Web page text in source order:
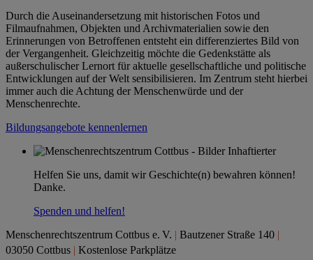
Durch die Auseinandersetzung mit historischen Fotos und
Filmaufnahmen, Objekten und Archivmaterialien sowie den
Erinnerungen von Betroffenen entsteht ein differenziertes Bild von
der Vergangenheit. Gleichzeitig möchte die Gedenkstätte als
außerschulischer Lernort für aktuelle gesellschaftliche und politische
Entwicklungen auf der Welt sensibilisieren. Im Zentrum steht hierbei
immer auch die Achtung der Menschenwürde und der
Menschenrechte.
Bildungsangebote kennenlernen
Helfen Sie uns, damit wir Geschichte(n) bewahren können!
Danke.
Spenden und helfen!
Menschenrechtszentrum Cottbus e. V. | Bautzener Straße 140 |
03050 Cottbus | Kostenlose Parkplätze